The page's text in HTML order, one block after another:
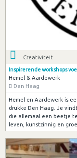
Creativiteit
Inspirerende workshops
Hemel & Aardewerk
Den Haag
Hemel en Aardewerk is
drukke Den Haag. Je
die allemaal een beetje
leven, kunstzinnig en